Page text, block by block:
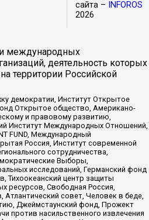
сайта –
INFOROS
2026
международных
деятельность которых
территории Российской
демократии, Институт Открытое
Открытое общество, Американо-
и правовому развитию,
Институт Международных Отношений,
FUND, Международный
Россия, Институт современной
сотрудничества,
Выборы,
исследований, Германский фонд
Тихоокеанский центр защиты
ресурсов, Свободная Россия,
Атлантический совет, Человек в беде,
Джеймстаунский фонд, Прожект
против насильственного извлечения